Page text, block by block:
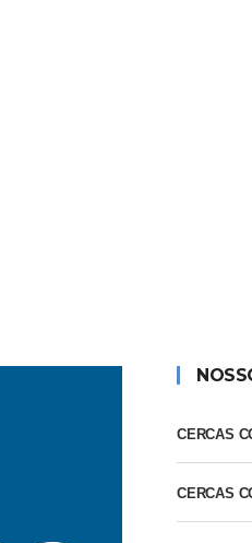
CERCAS
CERCAS